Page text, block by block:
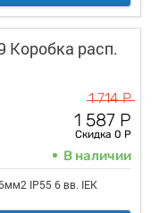
Коробка расп.
1 714 Р
1 587 Р
Скидка 0 Р
В наличии
IP55 6 вв. IEK